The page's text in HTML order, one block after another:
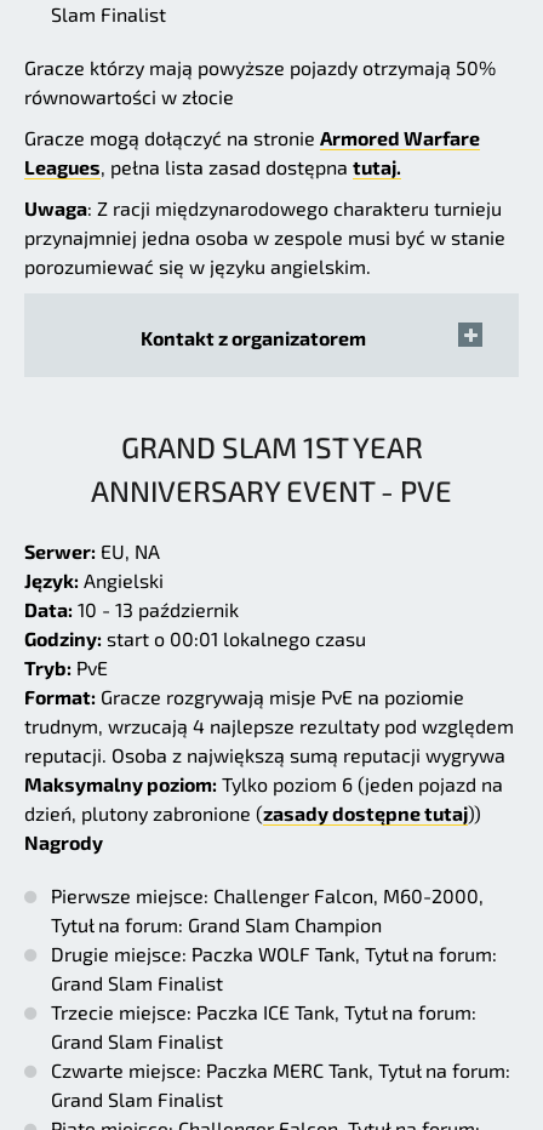
Slam Finalist
Gracze którzy mają powyższe pojazdy otrzymają 50%
równowartości w złocie
Gracze mogą dołączyć na stronie Armored Warfare
Leagues, pełna lista zasad dostępna tutaj.
Uwaga: Z racji międzynarodowego charakteru turnieju
przynajmniej jedna osoba w zespole musi być w stanie
porozumiewać się w języku angielskim.
Kontakt z organizatorem
GRAND SLAM 1ST YEAR
ANNIVERSARY EVENT - PVE
Serwer: EU, NA
Język: Angielski
Data: 10 - 13 październik
Godziny: start o 00:01 lokalnego czasu
Tryb: PvE
Format: Gracze rozgrywają misje PvE na poziomie
trudnym, wrzucają 4 najlepsze rezultaty pod względem
reputacji. Osoba z największą sumą reputacji wygrywa
Maksymalny poziom: Tylko poziom 6 (jeden pojazd na
dzień, plutony zabronione (zasady dostępne tutaj))
Nagrody
Pierwsze miejsce: Challenger Falcon, M60-2000,
Tytuł na forum: Grand Slam Champion
Drugie miejsce: Paczka WOLF Tank, Tytuł na forum:
Grand Slam Finalist
Trzecie miejsce: Paczka ICE Tank, Tytuł na forum:
Grand Slam Finalist
Czwarte miejsce: Paczka MERC Tank, Tytuł na forum:
Grand Slam Finalist